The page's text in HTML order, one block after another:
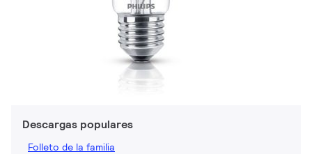
Descargas populares
Folleto de la familia